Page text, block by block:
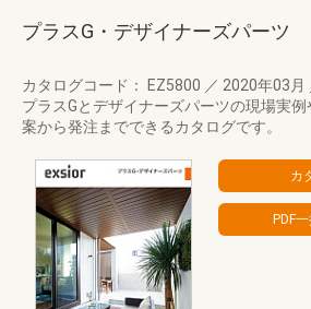
プラスG・デザイナーズパーツ
カタログコード： EZ5800 ／ 2020年03月
プラスGとデザイナーズパーツの現場実
案から発注までできるカタログです。